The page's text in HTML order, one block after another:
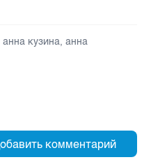
анна кузина, анна